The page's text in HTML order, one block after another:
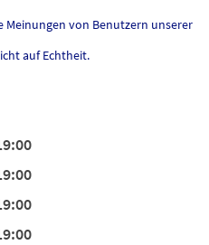
Meinungen von Benutzern unserer
auf Echtheit.